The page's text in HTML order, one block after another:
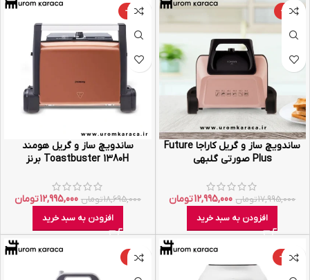
-28%
ساندویچ ساز و گریل کاراجا Future
Plus صورتی گلبهی
17,995,000تومان 12,995,000تومان
افزودن به سبد خرید
-30%
ساندویچ ساز و گریل هومند
Toastbuster 1380H برنز
18,695,000تومان 12,995,000تومان
افزودن به سبد خرید
-39%
-19%